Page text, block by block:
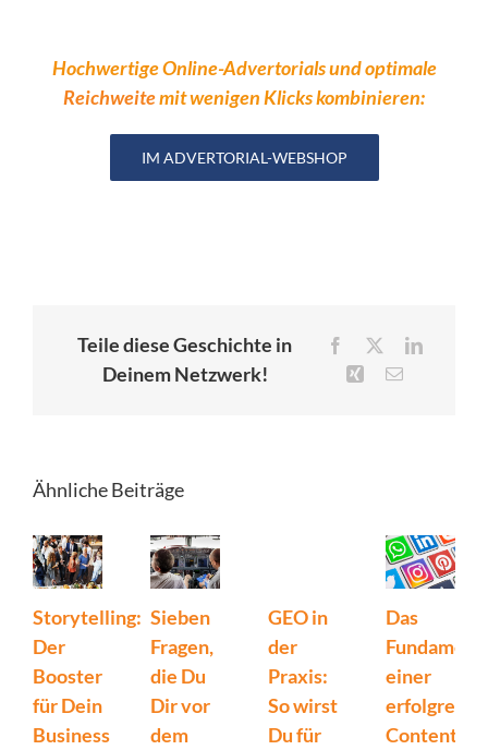
Hochwertige Online-Advertorials und optimale
Reichweitemit wenigen Klicks kombinieren:
IM ADVERTORIAL-WEBSHOP
Teile diese Geschichte in
Deinem Netzwerk!
Facebook
LinkedIn
Xing E-
Ähnliche Beiträge
Storytelling:
Der
Booster
für Dein
Business
Sieben
Fragen,
die Du
Dir vor
dem
GEO in
der
Praxis:
So wirst
Du für
Das
Fundament
einer
Content-